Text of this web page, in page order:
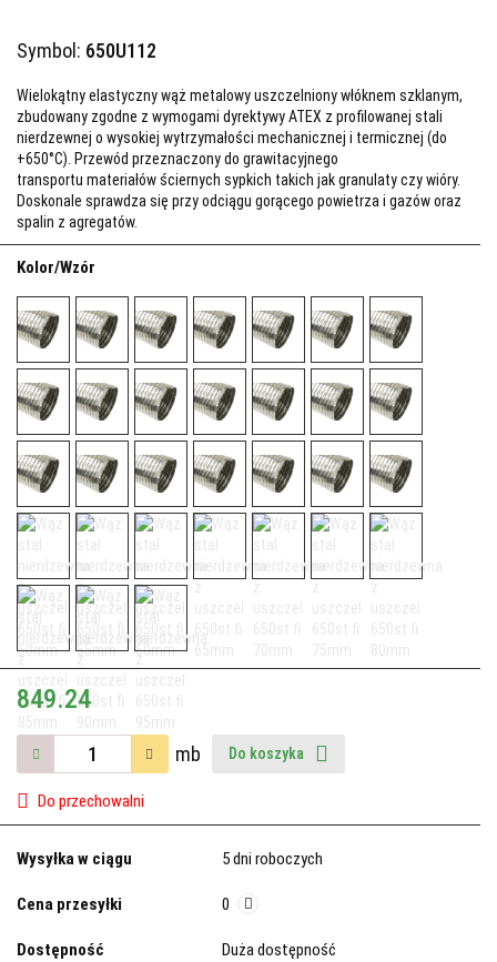
Symbol: 650U112
Wielokątny elastyczny wąż metalowy uszczelniony włóknem szklanym,
zbudowany zgodne z wymogami dyrektywy ATEX z profilowanej stali
nierdzewnej o wysokiej wytrzymałości mechanicznej i termicznej (do
+650°C). Przewód przeznaczony do grawitacyjnego
transportu materiałów ściernych sypkich takich jak granulaty czy wióry.
Doskonale sprawdza się przy odciągu gorącego powietrza i gazów oraz
spalin z agregatów.
Kolor/Wzór
849.24
mb Do koszyka
Do przechowalni
Wysyłka w ciągu 5 dni roboczych
Cena przesyłki 0
Dostępność Duża dostępność